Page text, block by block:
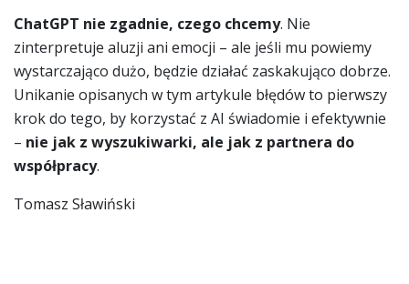
ChatGPT nie zgadnie, czego chcemy. Nie
zinterpretuje aluzji ani emocji – ale jeśli mu powiemy
wystarczająco dużo, będzie działać zaskakująco dobrze.
Unikanie opisanych w tym artykule błędów to pierwszy
krok do tego, by korzystać z AI świadomie i efektywnie
– nie jak z wyszukiwarki, ale jak z partnera do
współpracy.
Tomasz Sławiński